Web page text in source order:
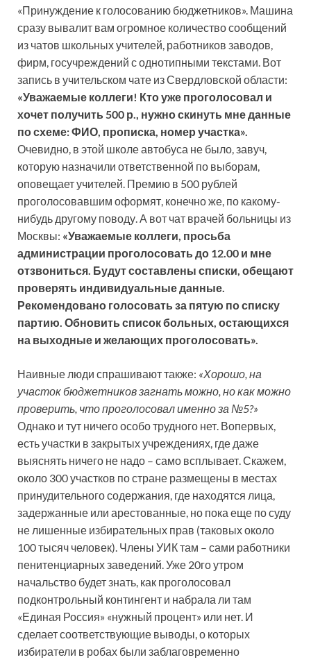
«Принуждение к голосованию бюджетников». Машина
сразу вывалит вам огромное количество сообщений
из чатов школьных учителей, работников заводов,
фирм, гос­учреждений с однотипными текстами. Вот
запись в учительском чате из Свердловской области:
«Уважаемые коллеги! Кто уже проголосовал и
хочет получить 500 р., нужно скинуть мне данные
по схеме: ФИО, прописка, номер участка».
Очевидно, в этой школе автобуса не было, завуч,
которую назначили ответственной по выборам,
оповещает учителей. Премию в 500 рублей
проголосовавшим оформят, конечно же, по какому­
нибудь другому поводу. А вот чат врачей больницы из
Москвы: «Уважаемые коллеги, просьба
администрации проголосовать до 12.00 и мне
отзвониться. Будут составлены списки, обещают
проверять индивидуальные данные.
Рекомендовано голосовать за пятую по списку
партию. Обновить список больных, остающихся
на выходные и желающих проголосовать».
Наивные люди спрашивают также: «Хорошо, на
участок бюджетников загнать можно, но как можно
проверить, что проголосовал именно за №5?»
Однако и тут ничего особо трудного нет. Во­первых,
есть участки в закрытых учреждениях, где даже
выяснять ничего не надо – само всплывает. Скажем,
около 300 участков по стране размещены в местах
принудительного содержания, где находятся лица,
задержанные или арестованные, но пока еще по суду
не лишенные избирательных прав (таковых около
100 тысяч человек). Члены УИК там – сами работники
пенитенциарных заведений. Уже 20­го утром
начальство будет знать, как проголосовал
подконтрольный контингент и набрала ли там
«Единая Россия» «нужный процент» или нет. И
сделает соответствующие выводы, о которых
избиратели в робах были заблаговременно